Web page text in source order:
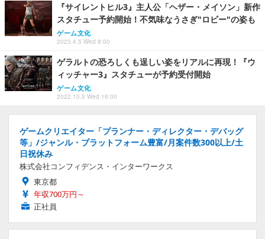
『サイレントヒル3』主人公「ヘザー・メイソン」新作
スタチュー予約開始！不気味なうさぎ"ロビー"の姿も
ゲーム文化
2023.4.5 Wed 8:00
ゲラルトの恐ろしくも逞しい姿をリアルに再現！『ウ
ィッチャー3』スタチューが予約受付開始
ゲーム文化
2022.10.5 Wed 16:00
ゲームクリエイター「プランナー・ディレクター・デバッグ
等」/ジャンル・プラットフォーム豊富/月案件数300以上/土
日祝休み
株式会社コンフィデンス・インターワークス
東京都
年収700万円～
正社員